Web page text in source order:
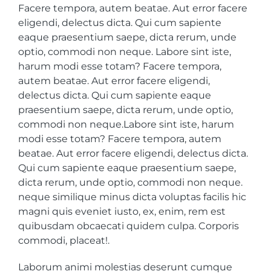
Facere tempora, autem beatae. Aut error facere
eligendi, delectus dicta. Qui cum sapiente
eaque praesentium saepe, dicta rerum, unde
optio, commodi non neque. Labore sint iste,
harum modi esse totam? Facere tempora,
autem beatae. Aut error facere eligendi,
delectus dicta. Qui cum sapiente eaque
praesentium saepe, dicta rerum, unde optio,
commodi non neque.Labore sint iste, harum
modi esse totam? Facere tempora, autem
beatae. Aut error facere eligendi, delectus dicta.
Qui cum sapiente eaque praesentium saepe,
dicta rerum, unde optio, commodi non neque.
neque similique minus dicta voluptas facilis hic
magni quis eveniet iusto, ex, enim, rem est
quibusdam obcaecati quidem culpa. Corporis
commodi, placeat!.
Laborum animi molestias deserunt cumque